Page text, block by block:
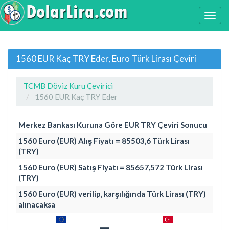
1560 EUR Kaç TRY Eder, Euro Türk Lirası Çeviri
TCMB Döviz Kuru Çevirici
1560 EUR Kaç TRY Eder
Merkez Bankası Kuruna Göre EUR TRY Çeviri Sonucu
1560 Euro (EUR) Alış Fiyatı = 85503,6 Türk Lirası
(TRY)
1560 Euro (EUR) Satış Fiyatı = 85657,572 Türk Lirası
(TRY)
1560 Euro (EUR) verilip, karşılığında Türk Lirası (TRY)
alınacaksa